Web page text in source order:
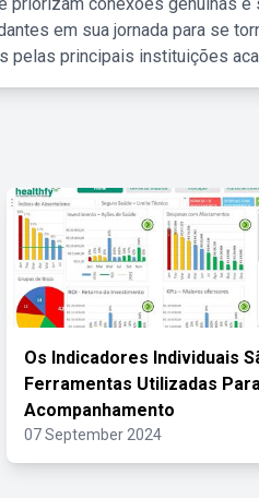
em sua jornada para se
pelas principais instituições
Os Indicadores Individuais
Ferramentas Utilizadas
Acompanhamento
07 September 2024